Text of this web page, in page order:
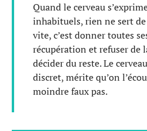
Quand le cerveau
inhabituels, rien ne sert
vite, c’est donner toutes
récupération et refuser de
décider du reste. Le
discret, mérite qu’on
moindre faux pas.